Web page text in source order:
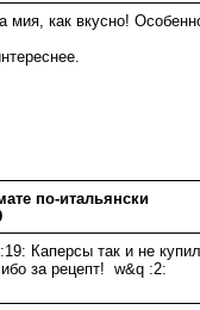
мия, как вкусно!
по-итальянски
Каперсы так и не
за рецепт! w&q :2: